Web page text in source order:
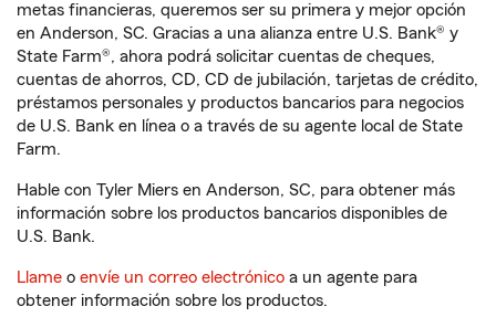
metas financieras, queremos ser su primera y mejor opción
en Anderson, SC. Gracias a una alianza entre U.S. Bank® y
State Farm®, ahora podrá solicitar cuentas de cheques,
cuentas de ahorros, CD, CD de jubilación, tarjetas de crédito,
préstamos personales y productos bancarios para negocios
de U.S. Bank en línea o a través de su agente local de State
Farm.
Hable con Tyler Miers en Anderson, SC, para obtener más
información sobre los productos bancarios disponibles de
U.S. Bank.
Llame o envíe un correo electrónico a un agente para
obtener información sobre los productos.